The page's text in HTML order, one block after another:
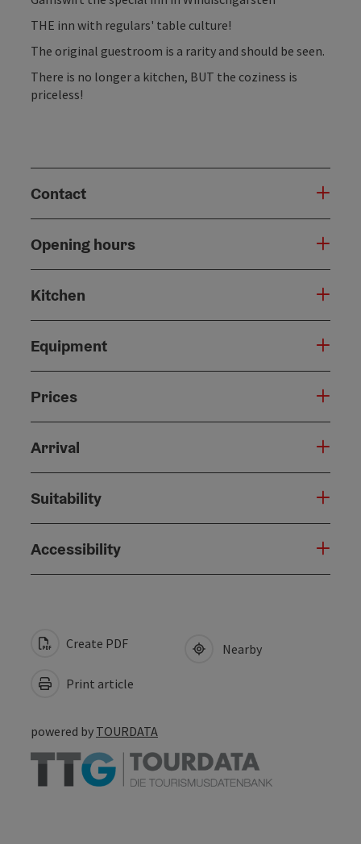
THE inn with regulars' table culture!
The original guestroom is a rarity and should be seen.
There is no longer a kitchen, BUT the coziness is
priceless!
Contact
Opening hours
Kitchen
Equipment
Prices
Arrival
Suitability
Accessibility
Create PDF
Print article
Nearby
powered by TOURDATA